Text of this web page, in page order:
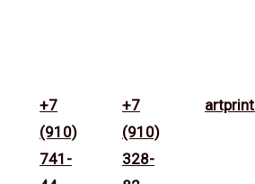
+7
(910)
741-
+7
(910)
328-